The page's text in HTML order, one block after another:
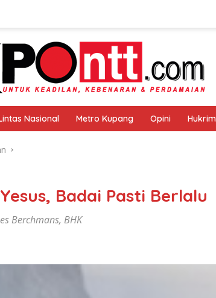
Nasional Metro Kupang Opini Hukrim
Badai Pasti Berlalu
Berchmans, BHK